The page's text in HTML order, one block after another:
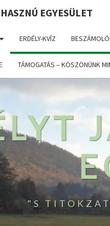
EGYESÜLET
ERDÉLY-KVÍZ
TÁMOGATÁS – KÖSZÖNÜNK
"S